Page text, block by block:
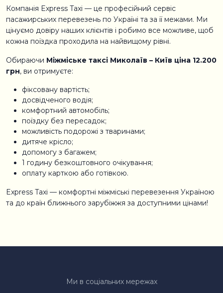
Компанія Express Taxi — це професійний сервіс
пасажирських перевезень по Україні та за її межами. Ми
цінуємо довіру наших клієнтів і робимо все можливе, щоб
кожна поїздка проходила на найвищому рівні.
Обираючи Міжміське таксі Миколаїв – Київ ціна 12.200
грн, ви отримуєте:
фіксовану вартість;
досвідченого водія;
комфортний автомобіль;
поїздку без пересадок;
можливість подорожі з тваринами;
дитяче крісло;
допомогу з багажем;
1 годину безкоштовного очікування;
оплату карткою або готівкою.
Express Taxi — комфортні міжміські перевезення Україною
та до країн ближнього зарубіжжя за доступними цінами!
Ми в соціальних мережах